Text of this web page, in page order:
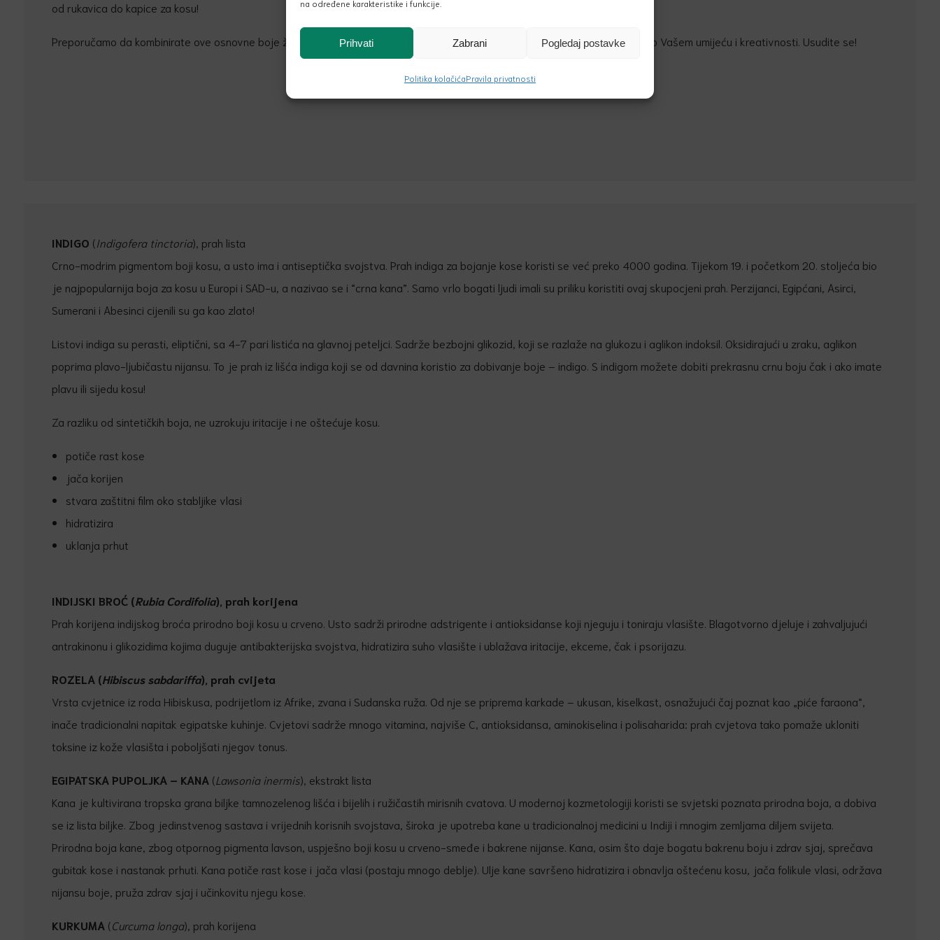
na određene karakteristike i funkcije.
Prihvati Zabrani Pogledaj postavke
Politika kolačićaPravila privatnosti
od rukavica do kapice za kosu!
Preporučamo da kombinirate ove osnovne boje želite li nijansu koja bi bila po vašem ukusu. Rezultati su iznenađujući, ovisno o Vašem umijeću i kreativnosti. Usudite se!
INDIGO (Indigofera tinctoria), prah lista
Crno-modrim pigmentom boji kosu, a usto ima i antiseptička svojstva. Prah indiga za bojanje kose koristi se već preko 4000 godina. Tijekom 19. i početkom 20. stoljeća bio
je najpopularnija boja za kosu u Europi i SAD-u, a nazivao se i “crna kana”. Samo vrlo bogati ljudi imali su priliku koristiti ovaj skupocjeni prah. Perzijanci, Egipćani, Asirci,
Sumerani i Abesinci cijenili su ga kao zlato!
Listovi indiga su perasti, eliptični, sa 4-7 pari listića na glavnoj peteljci. Sadrže bezbojni glikozid, koji se razlaže na glukozu i aglikon indoksil. Oksidirajući u zraku, aglikon
poprima plavo-ljubičastu nijansu. To je prah iz lišća indiga koji se od davnina koristio za dobivanje boje – indigo. S indigom možete dobiti prekrasnu crnu boju čak i ako imate
plavu ili sijedu kosu!
Za razliku od sintetičkih boja, ne uzrokuju iritacije i ne oštećuje kosu.
potiče rast kose
jača korijen
stvara zaštitni film oko stabljike vlasi
hidratizira
uklanja prhut
INDIJSKI BROĆ (Rubia Cordifolia), prah korijena
Prah korijena indijskog broća prirodno boji kosu u crveno. Usto sadrži prirodne adstrigente i antioksidanse koji njeguju i toniraju vlasište. Blagotvorno djeluje i zahvaljujući
antrakinonu i glikozidima kojima duguje antibakterijska svojstva, hidratizira suho vlasište i ublažava iritacije, ekceme, čak i psorijazu.
ROZELA (Hibiscus sabdariffa), prah cvijeta
Vrsta cvjetnice iz roda Hibiskusa, podrijetlom iz Afrike, zvana i Sudanska ruža. Od nje se priprema karkade – ukusan, kiselkast, osnažujući čaj poznat kao „piće faraona“,
inače tradicionalni napitak egipatske kuhinje. Cvjetovi sadrže mnogo vitamina, najviše C, antioksidansa, aminokiselina i polisaharida: prah cvjetova tako pomaže ukloniti
toksine iz kože vlasišta i poboljšati njegov tonus.
EGIPATSKA PUPOLJKA – KANA (Lawsonia inermis), ekstrakt lista
Kana je kultivirana tropska grana biljke tamnozelenog lišća i bijelih i ružičastih mirisnih cvatova. U modernoj kozmetologiji koristi se svjetski poznata prirodna boja, a dobiva
se iz lista biljke. Zbog jedinstvenog sastava i vrijednih korisnih svojstava, široka je upotreba kane u tradicionalnoj medicini u Indiji i mnogim zemljama diljem svijeta.
Prirodna boja kane, zbog otpornog pigmenta lavson, uspješno boji kosu u crveno-smeđe i bakrene nijanse. Kana, osim što daje bogatu bakrenu boju i zdrav sjaj, sprečava
gubitak kose i nastanak prhuti. Kana potiče rast kose i jača vlasi (postaju mnogo deblje). Ulje kane savršeno hidratizira i obnavlja oštećenu kosu, jača folikule vlasi, održava
nijansu boje, pruža zdrav sjaj i učinkovitu njegu kose.
KURKUMA (Curcuma longa), prah korijena